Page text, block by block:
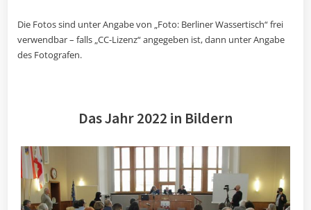
Die Fotos sind unter Angabe von „Foto: Berliner Wassertisch“ frei
verwendbar – falls „CC-Lizenz“ angegeben ist, dann unter Angabe
des Fotografen.
Das Jahr 2022 in Bildern